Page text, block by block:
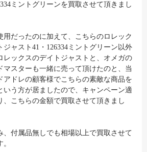
ミントグリーンを買取させて頂きまし
用だったのに加えて、こちらのロレック
ジャスト41・126334ミントグリーン以外
レックスのデイトジャストと、オメガの
マスターも一緒に売って頂けたのと、当
アドレの顧客様でこちらの素敵な商品を
いう方が居ましたので、キャンペーン適
、こちらの金額で買取させて頂きまし
、付属品無しでも相場以上で買取させて